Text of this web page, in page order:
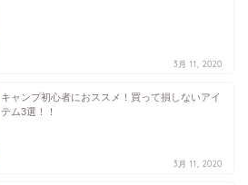
3月 11, 2020
キャンプ初心者におススメ！買って損しないアイ
テム3選！！
3月 11, 2020